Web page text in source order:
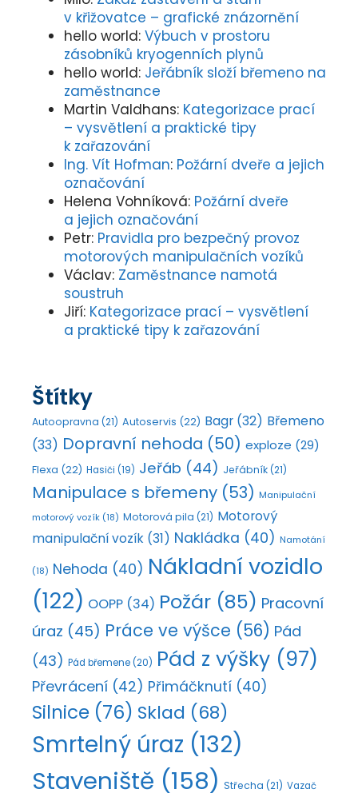
v křižovatce – grafické znázornění
hello world: Výbuch v prostoru
zásobníků kryogenních plynů
hello world: Jeřábník složí břemeno na
zaměstnance
Martin Valdhans: Kategorizace prací
– vysvětlení a praktické tipy
k zařazování
Ing. Vít Hofman: Požární dveře a jejich
označování
Helena Vohníková: Požární dveře
a jejich označování
Petr: Pravidla pro bezpečný provoz
motorových manipulačních vozíků
Václav: Zaměstnance namotá
soustruh
Jiří: Kategorizace prací – vysvětlení
a praktické tipy k zařazování
Štítky
Autoopravna (21) Autoservis (22) Bagr (32) Břemeno
(33) Dopravní nehoda (50) exploze (29)
Flexa (22) Hasiči (19) Jeřáb (44) Jeřábník(21)
Manipulace s břemeny (53) Manipulační
motorový vozík (18) Motorová pila (21) Motorový
manipulační vozík (31) Nakládka (40) Namotání
(18) Nehoda (40) Nákladní vozidlo
(122) OOPP (34) Požár (85) Pracovní
úraz (45) Práce ve výšce (56) Pád
(43) Pád břemene(20) Pád z výšky (97)
Převrácení (42) Přimáčknutí (40)
Silnice (76) Sklad (68)
Smrtelný úraz (132)
Staveniště (158) Střecha (21) Vazač